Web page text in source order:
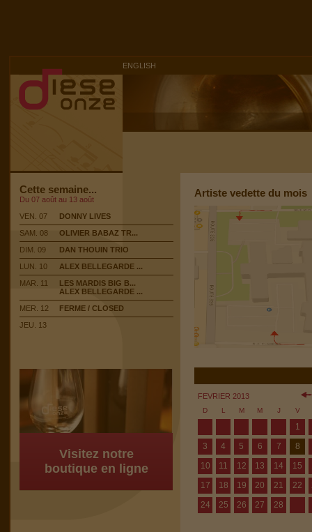
ENGLISH
Cette semaine...
Du 07 août au 13 août
VEN. 07
DONNY LIVES
SAM. 08
OLIVIER BABAZ TR...
DIM. 09
DAN THOUIN TRIO
LUN. 10
ALEX BELLEGARDE ...
MAR. 11
LES MARDIS BIG B...
ALEX BELLEGARDE ...
MER. 12
FERME / CLOSED
JEU. 13
Visitez notre
boutique en ligne
Artiste vedette du mois
FEVRIER 2013
D L M M J V
1
3
4 5 6 7
8
10
11 12 13 14 15
17
18 19 20 21 22
24
25 26 27 28